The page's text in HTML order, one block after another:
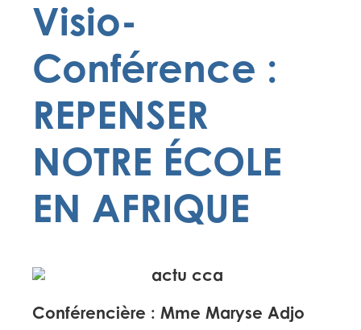
Visio-
Conférence :
REPENSER
NOTRE ÉCOLE
EN AFRIQUE
Conférencière : Mme Maryse Adjo